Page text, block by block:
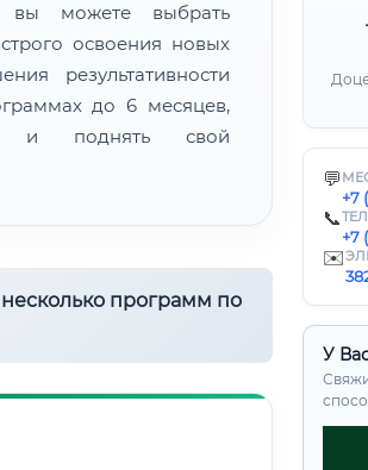
💬
+7
📞
+7
✉️
У
вы можете выбрать
освоения новых
результативности
до 6 месяцев,
и поднять свой
программ по